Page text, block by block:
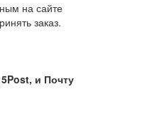
на сайте
заказ.
и Почту